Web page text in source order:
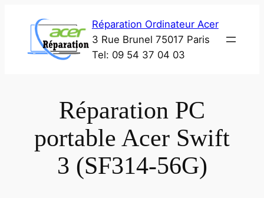
contenu
Réparation Ordinateur Acer
3 Rue Brunel 75017 Paris
Tel: 09 54 37 04 03
Réparation PC
portable Acer Swift
3 (SF314-56G)